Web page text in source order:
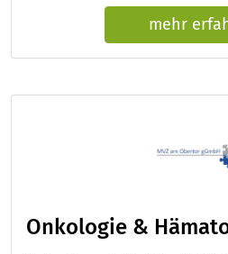
mehr
Onkologie &